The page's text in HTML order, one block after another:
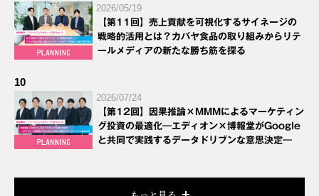
2026/05/19
【第11回】売上貢献を可視化するサイネージの
戦略的活用とは？カバヤ食品の取り組みからリテ
ールメディアの新たな勝ち筋を探る
10
2026/07/24
【第12回】因果推論×MMMによるマーケティン
グ投資の最適化―エディオン×博報堂がGoogle
と共同で実践するデータドリブンな意思決定―